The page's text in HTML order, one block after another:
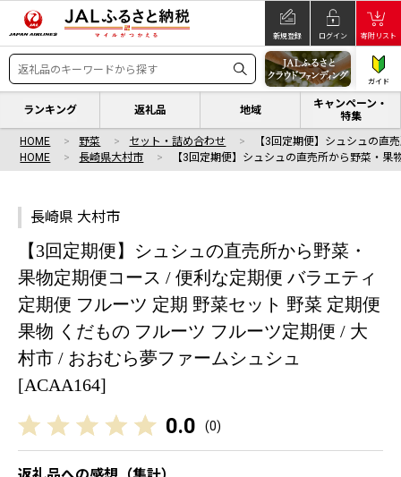
新規登録 ログイン 寄附リスト
ガイド
ランキング 返礼品 地域
キャンペーン・
特集
HOME 野菜 セット・詰め合わせ
【3回定期便】シュシュの直
HOME
長崎県大村市 【3回定期便】シュシュの直売所から野菜・果
長崎県 大村市
【3回定期便】シュシュの直売所から野菜・
果物定期便コース / 便利な定期便 バラエティ
定期便 フルーツ 定期 野菜セット 野菜 定期便
果物 くだもの フルーツ フルーツ定期便 / 大
村市 / おおむら夢ファームシュシュ
[ACAA164]
0.0 (0)